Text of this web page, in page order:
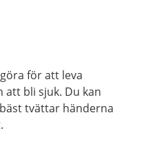
för att leva
att bli sjuk. Du kan
tvättar händerna